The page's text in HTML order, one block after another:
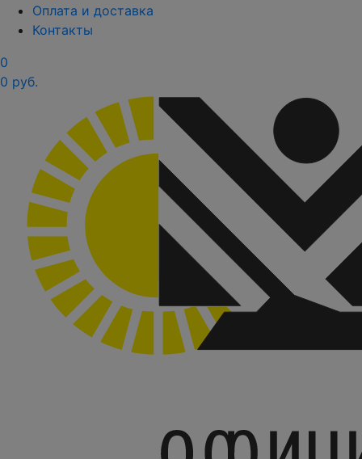
Оплата и доставка
Контакты
0
0 руб.